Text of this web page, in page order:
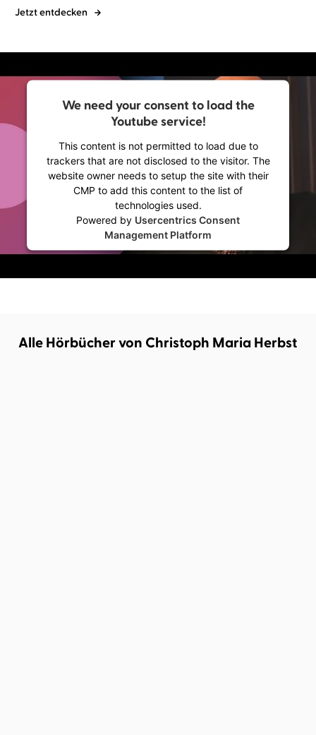
Jetzt entdecken
We need your consent to load the
Youtube service!
This content is not permitted to load due to
trackers that are not disclosed to the visitor. The
website owner needs to setup the site with their
CMP to add this content to the list of
technologies used.
Powered by Usercentrics Consent
Management Platform
Alle Hörbücher von Christoph Maria Herbst